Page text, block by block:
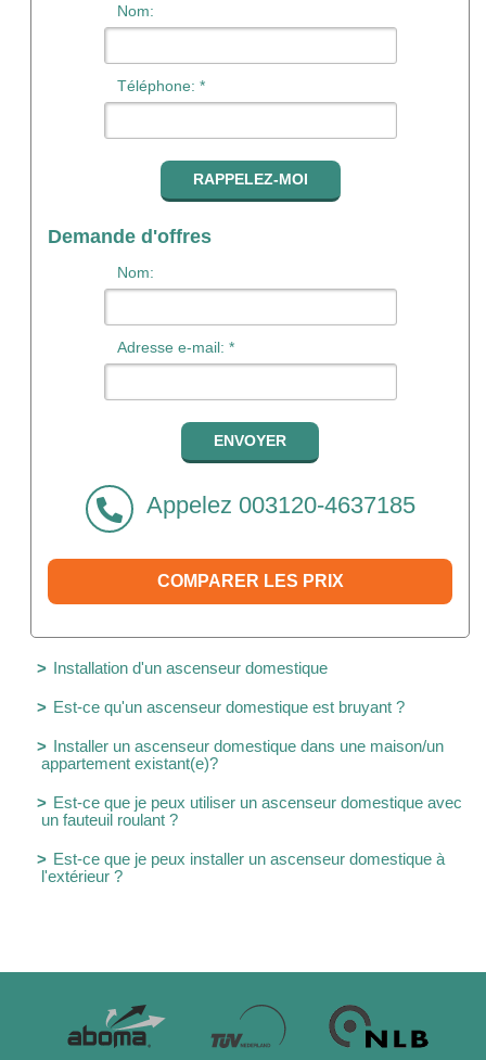
Nom:
Téléphone: *
Demande d'offres
Nom:
Adresse e-mail: *
Appelez 003120-4637185
COMPARER LES PRIX
Installation d'un ascenseur domestique
Est-ce qu'un ascenseur domestique est bruyant ?
Installer un ascenseur domestique dans une maison/un
appartement existant(e)?
Est-ce que je peux utiliser un ascenseur domestique avec
un fauteuil roulant ?
Est-ce que je peux installer un ascenseur domestique à
l'extérieur ?